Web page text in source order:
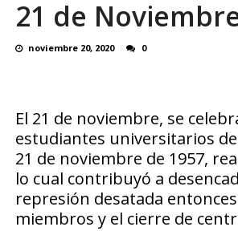
21 de
noviembre 20, 2020 0
El 21 de noviembre, se
estudiantes universitarios
21 de noviembre de 1957,
lo cual contribuyó a
represión desatada
miembros y el cierre de